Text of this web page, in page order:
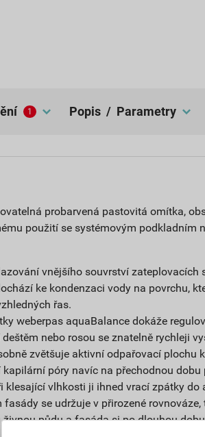
popis / Parametry
1
probarvená pastovitá omítka,
použití se systémovým podkladním
vnějšího souvrství zateplovacích
ke kondenzaci vody na povrchu,
řas.
weberpas aquaBalance dokáže
nebo rosou se znatelně rychleji
zvětšuje aktivní odpařovací plochu
kapilární póry navíc na přechodnou
klesající vlhkosti ji ihned vrací zpátky do
fasády se udržuje v přirozené
živnou půdu a fasáda si po dlouhou